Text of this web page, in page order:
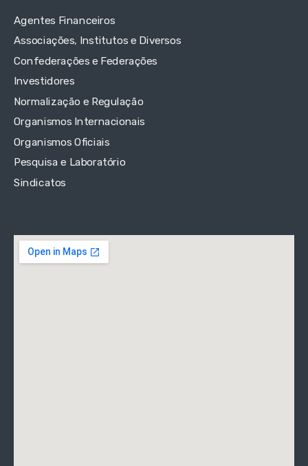
Agentes Financeiros
Associações, Institutos e Diversos
Confederações e Federações
Investidores
Normalização e Regulação
Organismos Internacionais
Organismos Oficiais
Pesquisa e Laboratório
Sindicatos